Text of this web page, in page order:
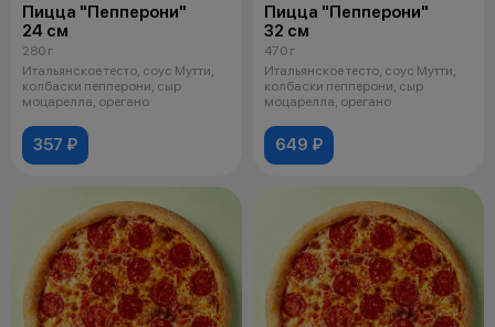
Пицца "Пепперони"
24 см
280 г
Итальянское тесто, соус Мутти,
колбаски пепперони, сыр
моцарелла, орегано
357 ₽
Пицца "Пепперони"
32 см
470 г
Итальянское тесто, соус Мутти,
колбаски пепперони, сыр
моцарелла, орегано
649 ₽